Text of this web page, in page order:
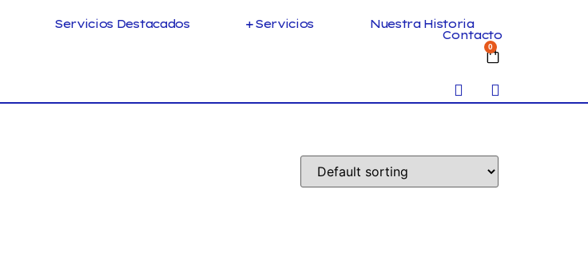
Servicios Destacados + Servicios Nuestra Historia
Contacto
0